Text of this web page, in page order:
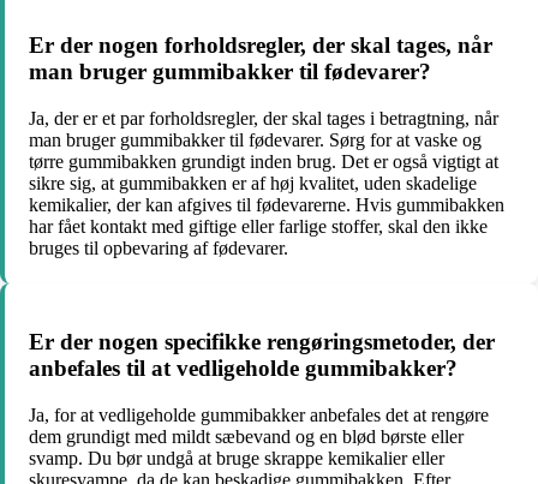
Er der nogen forholdsregler, der skal tages, når
man bruger gummibakker til fødevarer?
Ja, der er et par forholdsregler, der skal tages i betragtning, når
man bruger gummibakker til fødevarer. Sørg for at vaske og
tørre gummibakken grundigt inden brug. Det er også vigtigt at
sikre sig, at gummibakken er af høj kvalitet, uden skadelige
kemikalier, der kan afgives til fødevarerne. Hvis gummibakken
har fået kontakt med giftige eller farlige stoffer, skal den ikke
bruges til opbevaring af fødevarer.
Er der nogen specifikke rengøringsmetoder, der
anbefales til at vedligeholde gummibakker?
Ja, for at vedligeholde gummibakker anbefales det at rengøre
dem grundigt med mildt sæbevand og en blød børste eller
svamp. Du bør undgå at bruge skrappe kemikalier eller
skuresvampe, da de kan beskadige gummibakken. Efter